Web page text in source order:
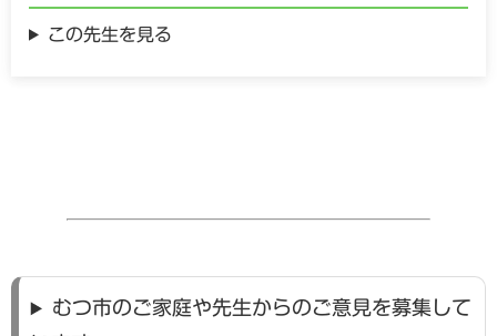
この先生を見る
むつ市のご家庭や先生からのご意見を募集して